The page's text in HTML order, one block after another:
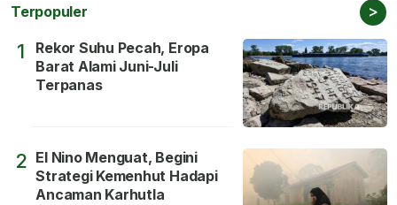
Terpopuler >
1
Rekor Suhu Pecah, Eropa
Barat Alami Juni-Juli
Terpanas
2 El Nino Menguat, Begini
Strategi Kemenhut Hadapi
Ancaman Karhutla